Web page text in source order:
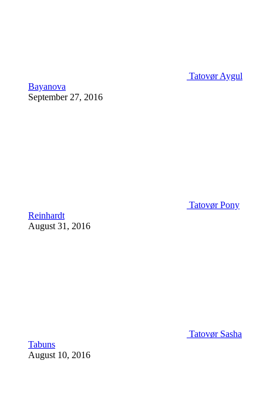
Tatovør Aygul
Bayanova
September 27, 2016
Tatovør Pony
Reinhardt
August 31, 2016
Tatovør Sasha
Tabuns
August 10, 2016